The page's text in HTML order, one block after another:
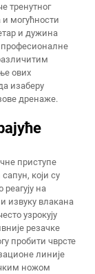
тренутног
могућности
и дужина
професионалне
ових
изаберу
дренаже.
приступе
који су
на
извуку влакана
узрокују
резачке
пробити чврсте
линије
ножом